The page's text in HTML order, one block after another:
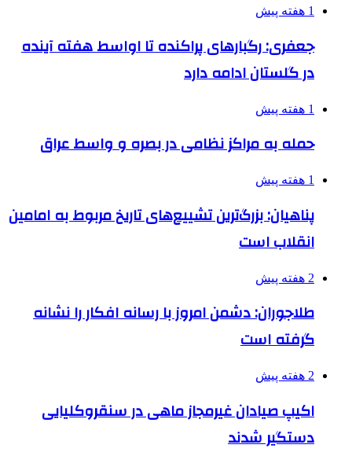
1 هفته پیش
جعفری: رگبارهای پراکنده تا اواسط هفته آینده
در گلستان ادامه دارد
1 هفته پیش
حمله به مراکز نظامی در بصره و واسط عراق
1 هفته پیش
پناهیان: بزرگ‌ترین تشییع‌های تاریخ مربوط به امامین
انقلاب است
2 هفته پیش
طلاجوران: دشمن امروز با رسانه افکار را نشانه
گرفته است
2 هفته پیش
اکیپ صیادان غیرمجاز ماهی در سنقروکلیایی
دستگیر شدند